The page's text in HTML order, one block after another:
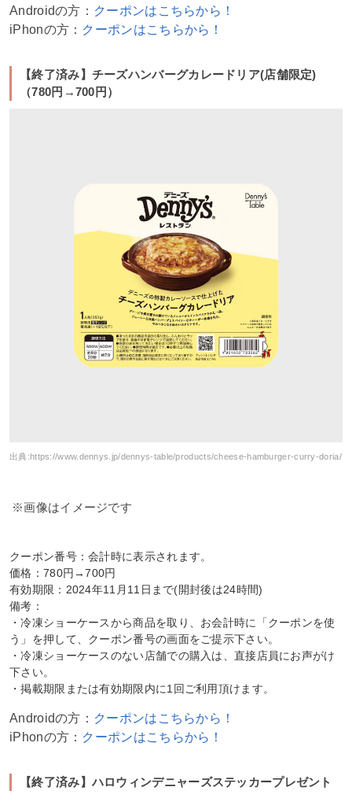
Androidの方： クーポンはこちらから！
iPhonの方： クーポンはこちらから！
【終了済み】チーズハンバーグカレードリア(店舗限定)
（780円→700円）
出典: https://www.dennys.jp/dennys-table/products/cheese-hamburger-curry-doria/
※画像はイメージです
クーポン番号：会計時に表示されます。
価格：780円→700円
有効期限：2024年11月11日まで(開封後は24時間)
備考：
・冷凍ショーケースから商品を取り、お会計時に「クーポンを使
う」を押して、クーポン番号の画面をご提示下さい。
・冷凍ショーケースのない店舗での購入は、直接店員にお声がけ
下さい。
・掲載期限または有効期限内に1回ご利用頂けます。
Androidの方： クーポンはこちらから！
iPhonの方： クーポンはこちらから！
【終了済み】ハロウィンデニャーズステッカープレゼント